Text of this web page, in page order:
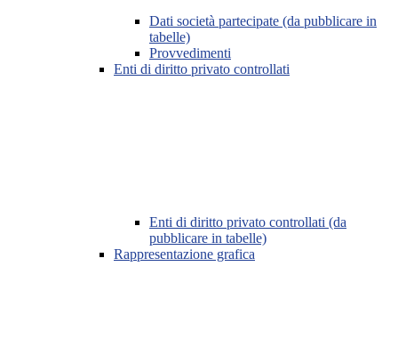
Dati società partecipate (da pubblicare in
tabelle)
Provvedimenti
Enti di diritto privato controllati
Enti di diritto privato controllati (da
pubblicare in tabelle)
Rappresentazione grafica